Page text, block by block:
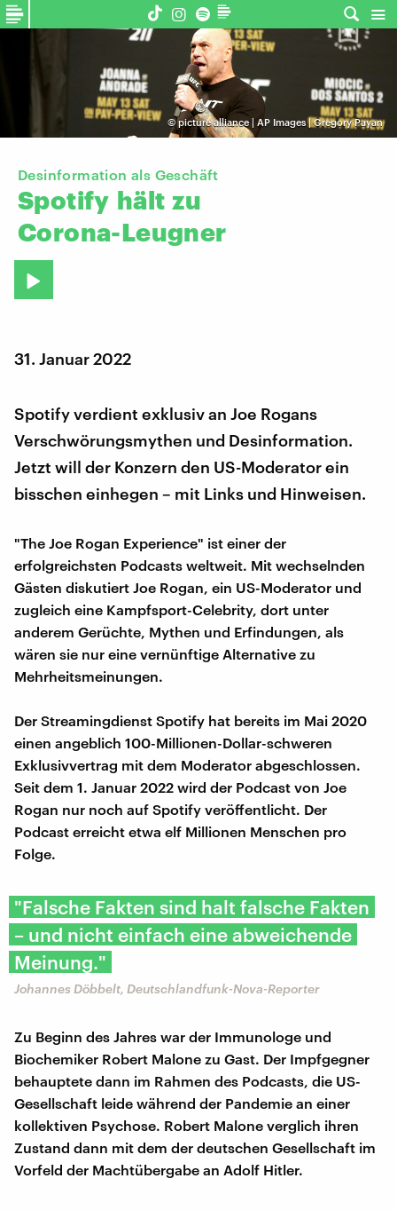
©picture alliance | AP Images | Gregory Payan
Desinformation als Geschäft
Spotify hält zu
Corona-Leugner
31. Januar 2022
Spotify verdient exklusiv an Joe Rogans
Verschwörungsmythen und Desinformation.
Jetzt will der Konzern den US-Moderator ein
bisschen einhegen – mit Links und Hinweisen.
"The Joe Rogan Experience" ist einer der
erfolgreichsten Podcasts weltweit. Mit wechselnden
Gästen diskutiert Joe Rogan, ein US-Moderator und
zugleich eine Kampfsport-Celebrity, dort unter
anderem Gerüchte, Mythen und Erfindungen, als
wären sie nur eine vernünftige Alternative zu
Mehrheitsmeinungen.
Der Streamingdienst Spotify hat bereits im Mai 2020
einen angeblich 100-Millionen-Dollar-schweren
Exklusivvertrag mit dem Moderator abgeschlossen.
Seit dem 1. Januar 2022 wird der Podcast von Joe
Rogan nur noch auf Spotify veröffentlicht. Der
Podcast erreicht etwa elf Millionen Menschen pro
Folge.
"Falsche Fakten sind halt falsche Fakten
– und nicht einfach eine abweichende
Meinung."
Johannes Döbbelt, Deutschlandfunk-Nova-Reporter
Zu Beginn des Jahres war der Immunologe und
Biochemiker Robert Malone zu Gast. Der Impfgegner
behauptete dann im Rahmen des Podcasts, die US-
Gesellschaft leide während der Pandemie an einer
kollektiven Psychose. Robert Malone verglich ihren
Zustand dann mit dem der deutschen Gesellschaft im
Vorfeld der Machtübergabe an Adolf Hitler.